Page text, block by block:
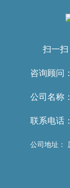
扫一
咨询顾问
公司名称
联系电话
公司地址：